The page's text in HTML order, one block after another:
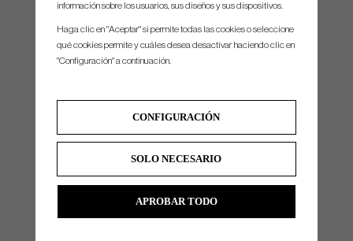
Michelle Wie
One of the greatest women's players of all time
4 Proffesional Wins - Including 2014 Women's U.S. Open
información sobre los usuarios, sus diseños y sus dispositivos.
Haga clic en "Aceptar" si permite todas las cookies o seleccione
qué cookies permite y cuáles desea desactivar haciendo clic en
"Configuración" a continuación.
CONFIGURACIÓN
SOLO NECESARIO
APROBAR TODO